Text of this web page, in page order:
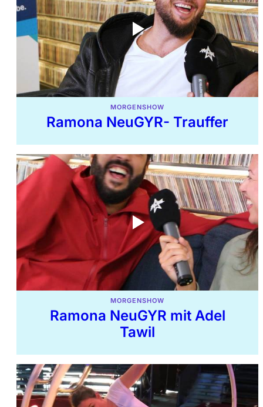
MORGENSHOW
Ramona NeuGYR- Trauffer
MORGENSHOW
Ramona NeuGYR mit Adel
Tawil